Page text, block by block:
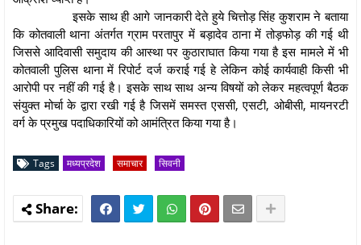
इसके साथ ही आगे जानकारी देते हुये चित्तोड़ सिंह कुशराम ने बताया
कि कोतवाली थाना अंतर्गत ग्राम परतापुर में बड़ादेव ठाना में तोड़फोड़ की गई थी
जिससे आदिवासी समुदाय की आस्था पर कुठाराघात किया गया है इस मामले में भी
कोतवाली पुलिस थाना में रिपोर्ट दर्ज कराई गई हे लेकिन कोई कार्यवाही किसी भी
आरोपी पर नहीं की गई है। इसके साथ साथ अन्य विषयों को लेकर महत्वपूर्ण बैठक
संयुक्त मोर्चा के द्वारा रखी गई है जिसमें समस्त एससी, एसटी, ओबीसी, मायनरटी
वर्ग के प्रमुख पदाधिकारियों को आमंत्रित किया गया है।
Tags मध्यप्रदेश समाचार सिवनी